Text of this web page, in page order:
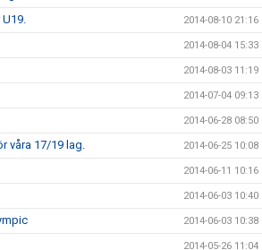
2014-08-10 21:16
2014-08-04 15:33
2014-08-03 11:19
2014-07-04 09:13
2014-06-28 08:50
våra 17/19 lag. 2014-06-25 10:08
2014-06-11 10:16
2014-06-03 10:40
2014-06-03 10:38
2014-05-26 11:04